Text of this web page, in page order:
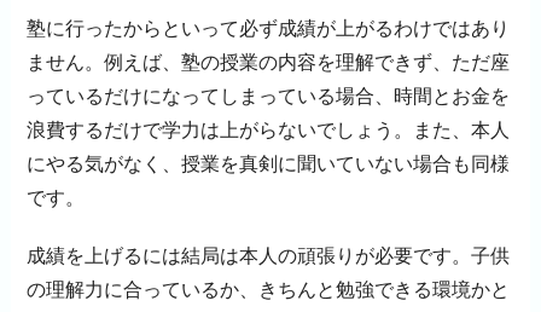
塾に行ったからといって必ず成績が上がるわけではあり
ません。例えば、塾の授業の内容を理解できず、ただ座
っているだけになってしまっている場合、時間とお金を
浪費するだけで学力は上がらないでしょう。また、本人
にやる気がなく、授業を真剣に聞いていない場合も同様
です。
成績を上げるには結局は本人の頑張りが必要です。子供
の理解力に合っているか、きちんと勉強できる環境かと